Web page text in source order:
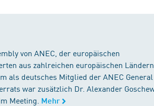
von ANEC, der europäischen
aus zahlreichen europäischen Ländern
als deutsches Mitglied der ANEC General
war zusätzlich Dr. Alexander
Meeting. Mehr